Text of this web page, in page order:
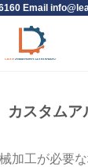
Email
スタムア
加工が必要